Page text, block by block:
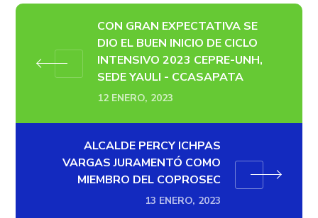
CON GRAN EXPECTATIVA SE
DIO EL BUEN INICIO DE CICLO
INTENSIVO 2023 CEPRE-UNH,
SEDE YAULI - CCASAPATA
12 ENERO, 2023
ALCALDE PERCY ICHPAS
VARGAS JURAMENTÓ COMO
MIEMBRO DEL COPROSEC
13 ENERO, 2023